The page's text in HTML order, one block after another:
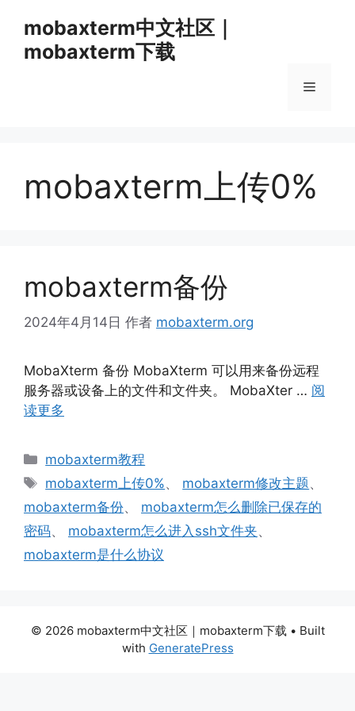
mobaxterm中文社区｜
mobaxterm下载
菜
mobaxterm上传0%
mobaxterm备份
2024年4月14日 作者 mobaxterm.org
MobaXterm 备份 MobaXterm 可以用来备份远程
服务器或设备上的文件和文件夹。 MobaXter … 阅
读更多
分
mobaxterm教程
标
签
mobaxterm上传0%、 mobaxterm修改主题、
mobaxterm备份、 mobaxterm怎么删除已保存的
密码、 mobaxterm怎么进入ssh文件夹、
mobaxterm是什么协议
© 2026 mobaxterm中文社区｜mobaxterm下载 • Built
with GeneratePress